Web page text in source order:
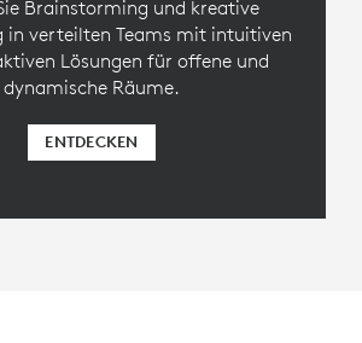
Brainstorming und kreative
in verteilten Teams mit intuitiven
Lösungen für offene und
dynamische Räume.
ENTDECKEN